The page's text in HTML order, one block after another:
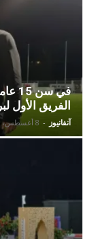
في
الفريق الأول
آنفانيوز - 8 أغسطس، 2026